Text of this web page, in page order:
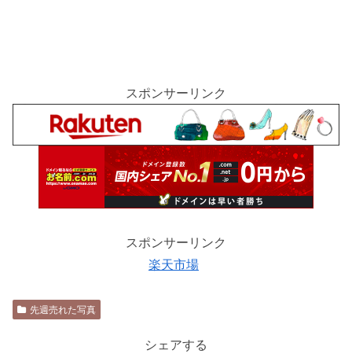
スポンサーリンク
スポンサーリンク
楽天市場
先週売れた写真
シェアする